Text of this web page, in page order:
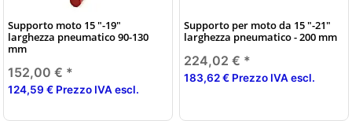
Supporto moto 15 "-19"
larghezza pneumatico 90-130
mm
152,00 € *
124,59 € Prezzo IVA escl.
Supporto per moto da 15 "-21"
larghezza pneumatico - 200 mm
224,02 € *
183,62 € Prezzo IVA escl.